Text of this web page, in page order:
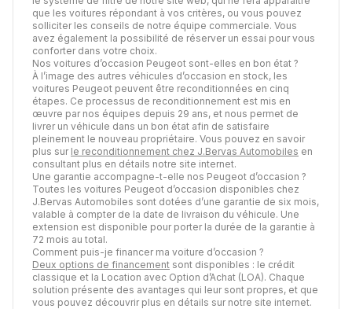
que les voitures répondant à vos critères, ou vous pouvez
solliciter les conseils de notre équipe commerciale. Vous
avez également la possibilité de réserver un essai pour vous
conforter dans votre choix.
Nos voitures d’occasion Peugeot sont-elles en bon état ?
À l’image des autres véhicules d’occasion en stock, les
voitures Peugeot peuvent être reconditionnées en cinq
étapes. Ce processus de reconditionnement est mis en
œuvre par nos équipes depuis 29 ans, et nous permet de
livrer un véhicule dans un bon état afin de satisfaire
pleinement le nouveau propriétaire. Vous pouvez en savoir
plus sur le reconditionnement chez J.Bervas Automobiles en
consultant plus en détails notre site internet.
Une garantie accompagne-t-elle nos Peugeot d’occasion ?
Toutes les voitures Peugeot d’occasion disponibles chez
J.Bervas Automobiles sont dotées d’une garantie de six mois,
valable à compter de la date de livraison du véhicule. Une
extension est disponible pour porter la durée de la garantie à
72 mois au total.
Comment puis-je financer ma voiture d’occasion ?
Deux options de financement sont disponibles : le crédit
classique et la Location avec Option d’Achat (LOA). Chaque
solution présente des avantages qui leur sont propres, et que
vous pouvez découvrir plus en détails sur notre site internet.